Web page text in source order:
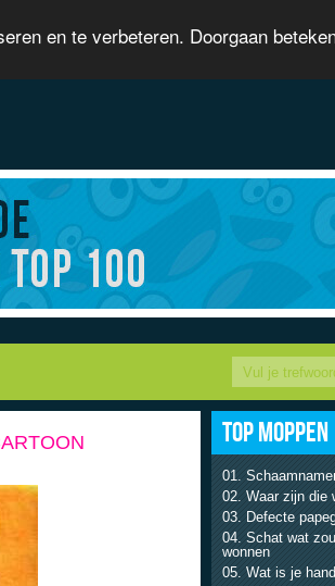
en te verbeteren. Doorgaan
TOP MOPPEN
Waar zijn die
Defecte
Schat wat
wonnen
Wat is je